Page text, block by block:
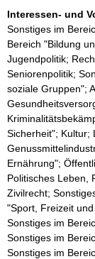
n
w
e
i
s
Interessen- und
Sonstiges im
Bereich "Bildung
Jugendpolitik;
Seniorenpolitik;
soziale Gruppen";
Sicherheit"; Kultur;
Ernährung";
Politisches Leben,
Zivilrecht;
"Sport, Freizeit
Sonstiges im
Sonstiges im
Sonstiges im